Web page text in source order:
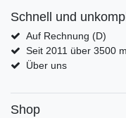
Schnell und
Auf Rechnung (D)
Seit 2011 über 3500
Über uns
Shop